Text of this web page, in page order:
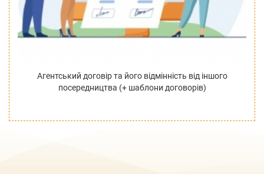
Агентський договір та його відмінність від іншого
посередництва (+ шаблони договорів)